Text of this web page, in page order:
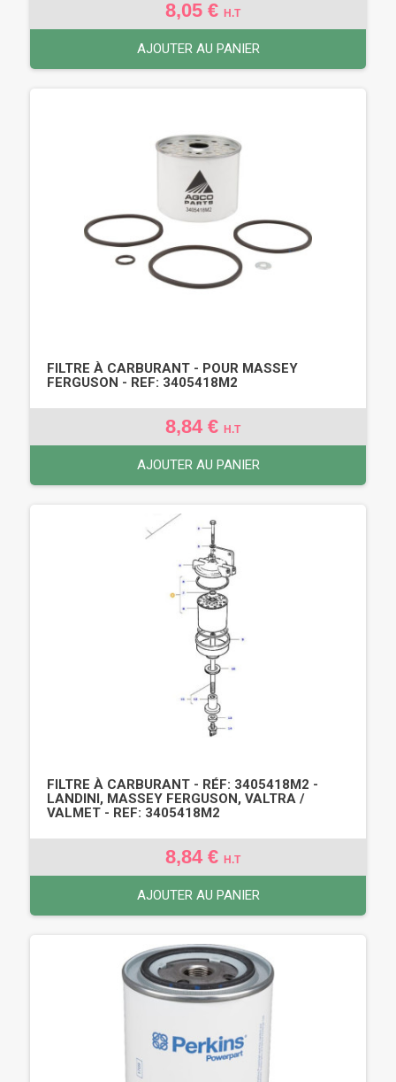
8,05 € H.T
AJOUTER AU PANIER
FILTRE À CARBURANT - POUR MASSEY
FERGUSON - REF: 3405418M2
8,84 € H.T
AJOUTER AU PANIER
FILTRE À CARBURANT - RÉF: 3405418M2 -
LANDINI, MASSEY FERGUSON, VALTRA /
VALMET - REF: 3405418M2
8,84 € H.T
AJOUTER AU PANIER